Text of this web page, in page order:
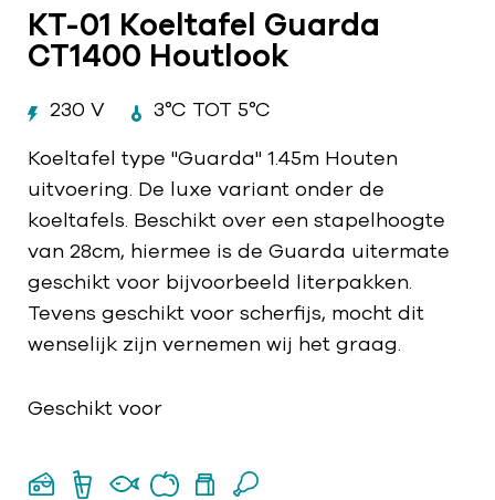
KT-01 Koeltafel Guarda
CT1400 Houtlook
230 V 3°C TOT 5°C
Koeltafel type "Guarda" 1.45m Houten
uitvoering. De luxe variant onder de
koeltafels. Beschikt over een stapelhoogte
van 28cm, hiermee is de Guarda uitermate
geschikt voor bijvoorbeeld literpakken.
Tevens geschikt voor scherfijs, mocht dit
wenselijk zijn vernemen wij het graag.
Geschikt voor